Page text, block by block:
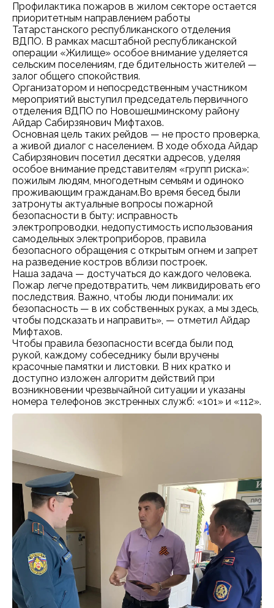
Профилактика пожаров в жилом секторе остается
приоритетным направлением работы
Татарстанского республиканского отделения
ВДПО. В рамках масштабной республиканской
операции «Жилище» особое внимание уделяется
сельским поселениям, где бдительность жителей —
залог общего спокойствия.
Организатором и непосредственным участником
мероприятий выступил председатель первичного
отделения ВДПО по Новошешминскому району
Айдар Сабирзянович Мифтахов.
Основная цель таких рейдов — не просто проверка,
а живой диалог с населением. В ходе обхода Айдар
Сабирзянович посетил десятки адресов, уделяя
особое внимание представителям «групп риска»:
пожилым людям, многодетным семьям и одиноко
проживающим гражданам.Во время бесед были
затронуты актуальные вопросы пожарной
безопасности в быту: исправность
электропроводки, недопустимость использования
самодельных электроприборов, правила
безопасного обращения с открытым огнем и запрет
на разведение костров вблизи построек.
Наша задача — достучаться до каждого человека.
Пожар легче предотвратить, чем ликвидировать его
последствия. Важно, чтобы люди понимали: их
безопасность — в их собственных руках, а мы здесь,
чтобы подсказать и направить», — отметил Айдар
Мифтахов.
Чтобы правила безопасности всегда были под
рукой, каждому собеседнику были вручены
красочные памятки и листовки. В них кратко и
доступно изложен алгоритм действий при
возникновении чрезвычайной ситуации и указаны
номера телефонов экстренных служб: «101» и «112».